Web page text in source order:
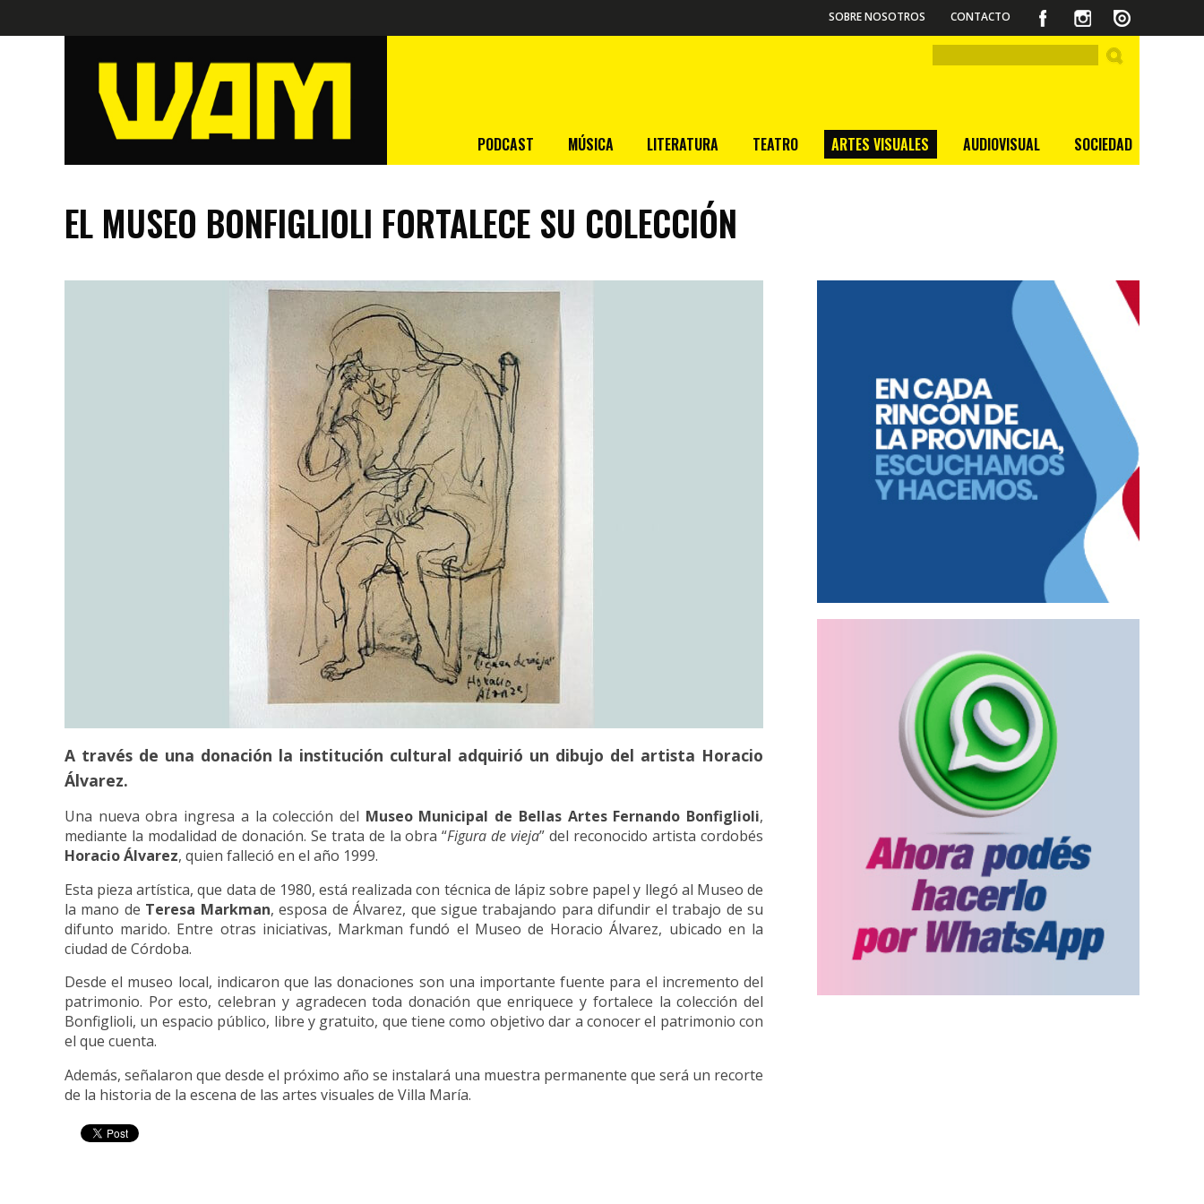
SOBRE NOSOTROS CONTACTO
PODCAST MÚSICA LITERATURA TEATRO ARTES VISUALES AUDIOVISUAL SOCIEDAD
EL MUSEO BONFIGLIOLI FORTALECE SU COLECCIÓN
A través de una donación la institución cultural adquirió un dibujo del artista Horacio
Álvarez.
Una nueva obra ingresa a la colección del Museo Municipal de Bellas Artes Fernando Bonfiglioli,
mediante la modalidad de donación. Se trata de la obra “Figura de vieja” del reconocido artista cordobés
Horacio Álvarez, quien falleció en el año 1999.
Esta pieza artística, que data de 1980, está realizada con técnica de lápiz sobre papel y llegó al Museo de
la mano de Teresa Markman, esposa de Álvarez, que sigue trabajando para difundir el trabajo de su
difunto marido. Entre otras iniciativas, Markman fundó el Museo de Horacio Álvarez, ubicado en la
ciudad de Córdoba.
Desde el museo local, indicaron que las donaciones son una importante fuente para el incremento del
patrimonio. Por esto, celebran y agradecen toda donación que enriquece y fortalece la colección del
Bonfiglioli, un espacio público, libre y gratuito, que tiene como objetivo dar a conocer el patrimonio con
el que cuenta.
Además, señalaron que desde el próximo año se instalará una muestra permanente que será un recorte
de la historia de la escena de las artes visuales de Villa María.